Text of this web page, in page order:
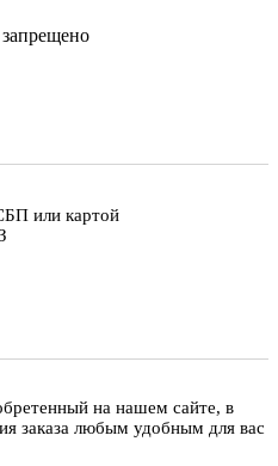
или картой
на нашем сайте, в
заказа любым удобным для вас